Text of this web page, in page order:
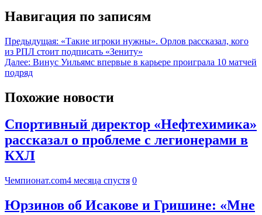
Навигация по записям
Предыдущая: «Такие игроки нужны». Орлов рассказал, кого
из РПЛ стоит подписать «Зениту»
Далее: Винус Уильямс впервые в карьере проиграла 10 матчей
подряд
Похожие новости
Спортивный директор «Нефтехимика»
рассказал о проблеме с легионерами в
КХЛ
Чемпионат.com4 месяца спустя 0
Юрзинов об Исакове и Гришине: «Мне